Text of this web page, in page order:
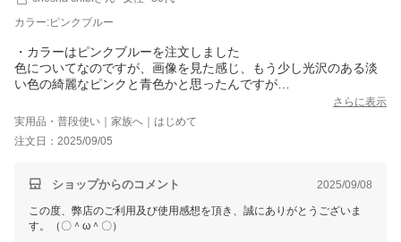
カラー:ピンクブルー
・カラーはピンクブルーを注文しました
色についてなのですが、画像を見た感じ、もう少し光沢のある淡
い色の綺麗なピンクと青色かと思ったんですが
実際に見てみると、サーモンピンクに、深い青色で、思っていた
色と違い ちょっと残念です
でも性能については、風力も強く、問題ありませんでした、これ
から愛用していこうと思います
さらに表示
実用品・普段使い｜家族へ｜はじめて
注文日：2025/09/05
ショップからのコメント 2025/09/08
この度、弊店のご利用及び使用感想を頂き、誠にありがとうございま
す。（〇＾ω＾〇）